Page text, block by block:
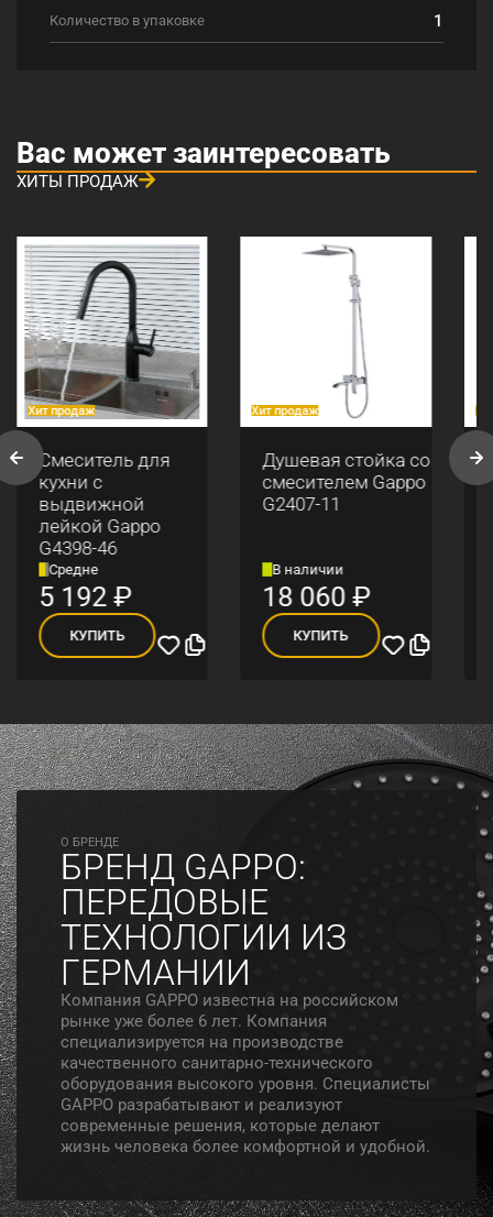
Количество в упаковке 1
Вас может заинтересовать
ХИТЫ ПРОДАЖ
Хит продаж
Смеситель для
кухни с
выдвижной
лейкой Gappo
G4398-46
Средне
5 192₽
КУПИТЬ
Хит продаж
Душевая стойка со
смесителем Gappo
G2407-11
В наличии
18 060₽
КУПИТЬ
O БРЕНДЕ
БРЕНД GAPPO:
ПЕРЕДОВЫЕ
ТЕХНОЛОГИИ ИЗ
ГЕРМАНИИ
Компания GAPPO известна на российском
рынке уже более 6 лет. Компания
специализируется на производстве
качественного санитарно-технического
оборудования высокого уровня. Специалисты
GAPPO разрабатывают и реализуют
современные решения, которые делают
жизнь человека более комфортной и удобной.